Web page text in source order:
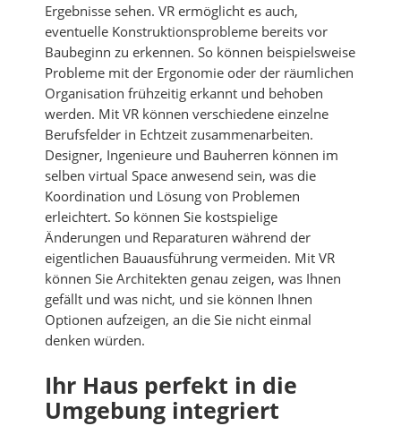
Ergebnisse sehen. VR ermöglicht es auch,
eventuelle Konstruktionsprobleme bereits vor
Baubeginn zu erkennen. So können beispielsweise
Probleme mit der Ergonomie oder der räumlichen
Organisation frühzeitig erkannt und behoben
werden. Mit VR können verschiedene einzelne
Berufsfelder in Echtzeit zusammenarbeiten.
Designer, Ingenieure und Bauherren können im
selben virtual Space anwesend sein, was die
Koordination und Lösung von Problemen
erleichtert. So können Sie kostspielige
Änderungen und Reparaturen während der
eigentlichen Bauausführung vermeiden. Mit VR
können Sie Architekten genau zeigen, was Ihnen
gefällt und was nicht, und sie können Ihnen
Optionen aufzeigen, an die Sie nicht einmal
denken würden.
Ihr Haus perfekt in die
Umgebung integriert